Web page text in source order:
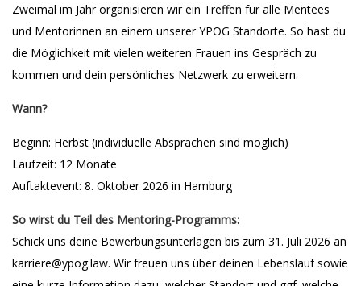
Zweimal im Jahr organisieren wir ein Treffen für alle Mentees
und Mentorinnen an einem unserer YPOG Standorte. So hast du
die Möglichkeit mit vielen weiteren Frauen ins Gespräch zu
kommen und dein persönliches Netzwerk zu erweitern.
Wann?
Beginn: Herbst (individuelle Absprachen sind möglich)
Laufzeit: 12 Monate
Auftaktevent: 8. Oktober 2026 in Hamburg
So wirst du Teil des Mentoring-Programms:
Schick uns deine Bewerbungsunterlagen bis zum 31. Juli 2026 an
karriere@ypog.law. Wir freuen uns über deinen Lebenslauf sowie